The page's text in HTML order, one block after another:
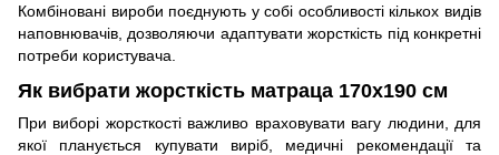
Комбіновані вироби поєднують у собі особливості кількох видів
наповнювачів, дозволяючи адаптувати жорсткість під конкретні
потреби користувача.
Як вибрати жорсткість матраца 170x190 см
При виборі жорсткості важливо враховувати вагу людини, для
якої планується купувати виріб, медичні рекомендації та